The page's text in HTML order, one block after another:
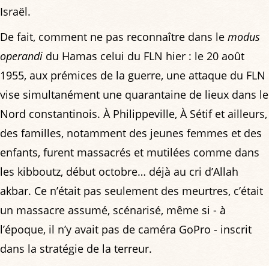
Israël.
De fait, comment ne pas reconnaître dans le modus
operandi du Hamas celui du FLN hier : le 20 août
1955, aux prémices de la guerre, une attaque du FLN
vise simultanément une quarantaine de lieux dans le
Nord constantinois. À Philippeville, À Sétif et ailleurs,
des familles, notamment des jeunes femmes et des
enfants, furent massacrés et mutilées comme dans
les kibboutz, début octobre… déjà au cri d’Allah
akbar. Ce n’était pas seulement des meurtres, c’était
un massacre assumé, scénarisé, même si - à
l’époque, il n’y avait pas de caméra GoPro - inscrit
dans la stratégie de la terreur.